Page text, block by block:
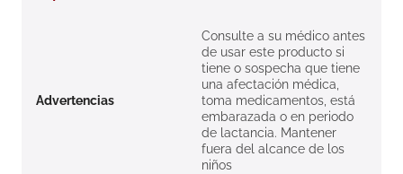
Advertencias
Consulte a su médico antes
de usar este producto si
tiene o sospecha que tiene
una afectación médica,
toma medicamentos, está
embarazada o en periodo
de lactancia. Mantener
fuera del alcance de los
niños